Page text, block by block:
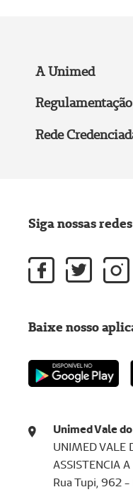
A Unimed
Rede
Unimed Vale
UNIMED VALE
ASSISTENCIA
Rua Tupi, 962
Siga nossas
Baixe nosso